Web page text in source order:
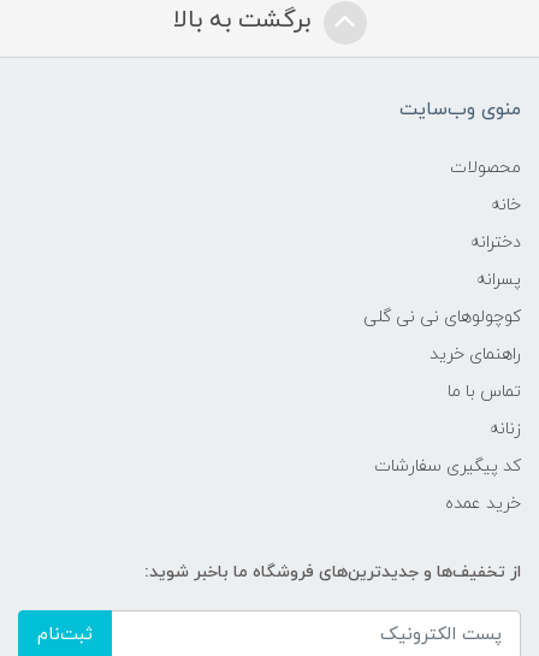
برگشت به بالا
منوی وب‌سایت
محصولات
خانه
دخترانه
پسرانه
کوچولوهای نی نی گلی
راهنمای خرید
تماس با ما
زنانه
کد پیگیری سفارشات
خرید عمده
از تخفیف‌ها و جدیدترین‌های فروشگاه ما باخبر شوید:
ثبت‌نام